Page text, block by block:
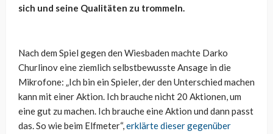
sich und seine Qualitäten zu trommeln.
Nach dem Spiel gegen den Wiesbaden machte Darko
Churlinov eine ziemlich selbstbewusste Ansage in die
Mikrofone: „Ich bin ein Spieler, der den Unterschied machen
kann mit einer Aktion. Ich brauche nicht 20 Aktionen, um
eine gut zu machen. Ich brauche eine Aktion und dann passt
das. So wie beim Elfmeter“,erklärte dieser gegenüber